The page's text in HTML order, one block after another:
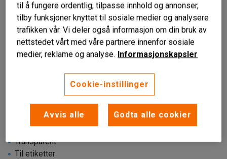
Praktisk til merking
Transparent
Til etiketter
til å fungere ordentlig, tilpasse innhold og annonser,
tilby funksjoner knyttet til sosiale medier og analysere
trafikken vår. Vi deler også informasjon om din bruk av
nettstedet vårt med våre partnere innenfor sosiale
medier, reklame og analyse. Informasjonskapsler
Cookie-instillinger
Avvis alle Godta alle cookier